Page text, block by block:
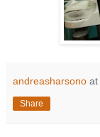
andreasharsono at
Share